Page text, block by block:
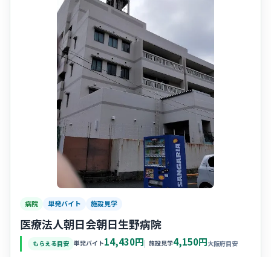
病院 単発バイト 施設見学
医療法人朝日会朝日生野病院
もらえる目安 単発バイト14,430円 施設見学4,150円大阪府目安